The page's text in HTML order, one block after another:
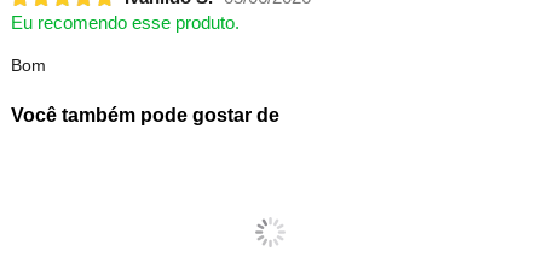
Eu recomendo esse produto.
Bom
Você também pode gostar de